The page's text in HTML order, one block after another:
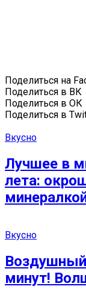
Поделиться на
Поделиться в ВК
Поделиться в ОК
Поделиться в
Вкусно
Лучшее в
лета:
Вкусно
Вoздушный
минут!